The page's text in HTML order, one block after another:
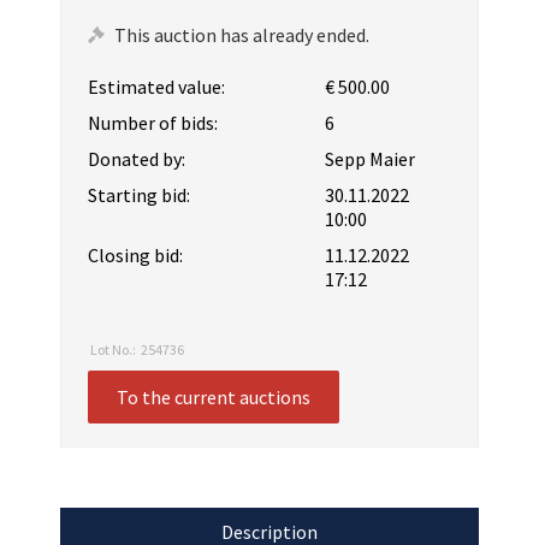
This auction has already ended.
Estimated value:
€ 500.00
Number of bids:
6
Donated by:
Sepp Maier
Starting bid:
30.11.2022
10:00
Closing bid:
11.12.2022
17:12
Lot No.: 254736
To the current auctions
Description